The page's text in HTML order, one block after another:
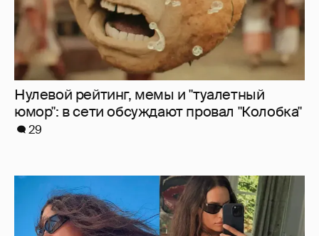
Ирина Шейк показала фигуру в бикини